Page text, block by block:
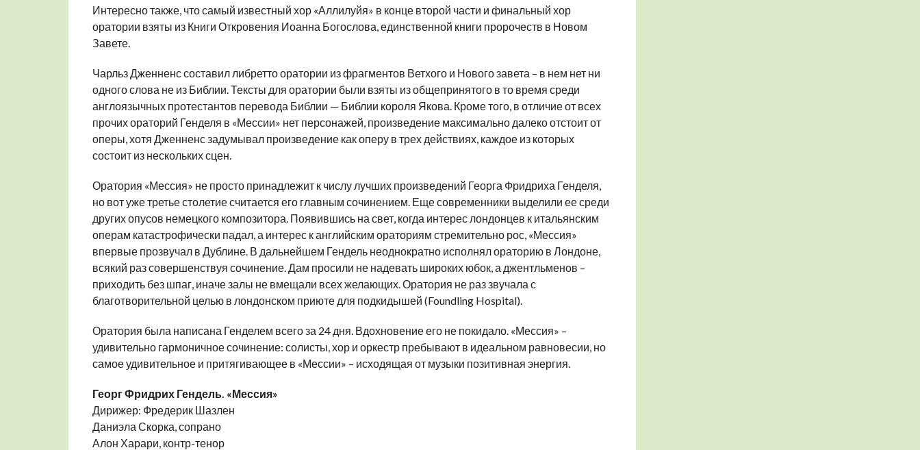
Интересно также, что самый известный хор «Аллилуйя» в конце второй части и финальный хор
оратории взяты из Книги Откровения Иоанна Богослова, единственной книги пророчеств в Новом
Завете.
Чарльз Дженненс составил либретто оратории из фрагментов Ветхого и Нового завета – в нем нет ни
одного слова не из Библии. Тексты для оратории были взяты из общепринятого в то время среди
англоязычных протестантов перевода Библии — Библии короля Якова. Кроме того, в отличие от всех
прочих ораторий Генделя в «Мессии» нет персонажей, произведение максимально далеко отстоит от
оперы, хотя Дженненс задумывал произведение как оперу в трех действиях, каждое из которых
состоит из нескольких сцен.
Оратория «Мессия» не просто принадлежит к числу лучших произведений Георга Фридриха Генделя,
но вот уже третье столетие считается его главным сочинением. Еще современники выделили ее среди
других опусов немецкого композитора. Появившись на свет, когда интерес лондонцев к итальянским
операм катастрофически падал, а интерес к английским ораториям стремительно рос, «Мессия»
впервые прозвучал в Дублине. В дальнейшем Гендель неоднократно исполнял ораторию в Лондоне,
всякий раз совершенствуя сочинение. Дам просили не надевать широких юбок, а джентльменов –
приходить без шпаг, иначе залы не вмещали всех желающих. Оратория не раз звучала с
благотворительной целью в лондонском приюте для подкидышей (Foundling Hospital).
Оратория была написана Генделем всего за 24 дня. Вдохновение его не покидало. «Мессия» –
удивительно гармоничное сочинение: солисты, хор и оркестр пребывают в идеальном равновесии, но
самое удивительное и притягивающее в «Мессии» – исходящая от музыки позитивная энергия.
Георг Фридрих Гендель. «Мессия»
Дирижер: Фредерик Шазлен
Даниэла Скорка, сопрано
Алон Харари, контр-тенор